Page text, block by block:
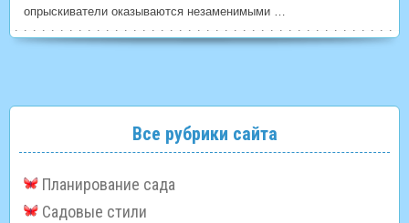
опрыскиватели оказываются незаменимыми …
Все рубрики сайта
Планирование сада
Садовые стили